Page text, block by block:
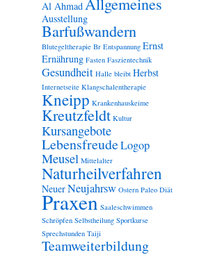
Al Ahmad
Ausstellung
Barfußwandern
Blutegeltherapie Br Entspannung Ernst
Ernährung Fasten Faszientechnik
Gesundheit Halle bleibt Herbst
Internetseite Klangschalentherapie
Kneipp Krankenhauskeime
Kreutzfeldt Kultur
Kursangebote
LebensfreudeLogop
Meusel Mittelalter
Naturheilverfahren
NeuerNeujahrsw Ostern Paleo Diät
Praxen Saaleschwimmen
Schröpfen Selbstheilung Sportkurse
Sprechstunden Taiji
Teamweiterbildung